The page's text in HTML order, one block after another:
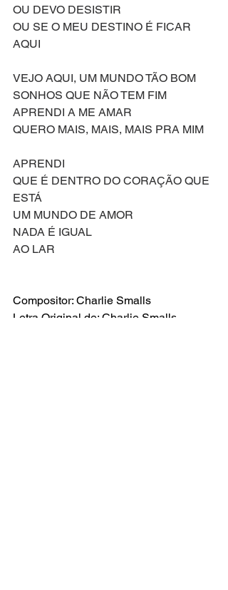
OU DEVO DESISTIR
OU SE O MEU DESTINO É FICAR
AQUI
VEJO AQUI, UM MUNDO TÃO BOM
SONHOS QUE NÃO TEM FIM
APRENDI A ME AMAR
QUERO MAIS, MAIS, MAIS PRA MIM
APRENDI
QUE É DENTRO DO CORAÇÃO QUE
ESTÁ
UM MUNDO DE AMOR
NADA É IGUAL
AO LAR
Compositor: Charlie Smalls
Letra Original de: Charlie Smalls